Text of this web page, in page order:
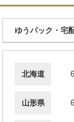
ゆうパック・宅
北海道
山形県